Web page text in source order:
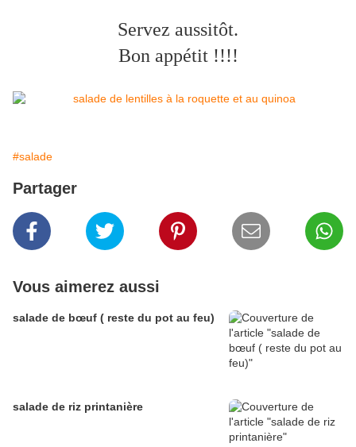
Servez aussitôt.
Bon appétit !!!!
#salade
Partager
Vous aimerez aussi
salade de bœuf ( reste du pot au feu)
salade de riz printanière